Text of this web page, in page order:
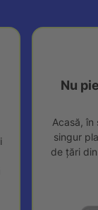
Nu
Acasă,
singur
de țări